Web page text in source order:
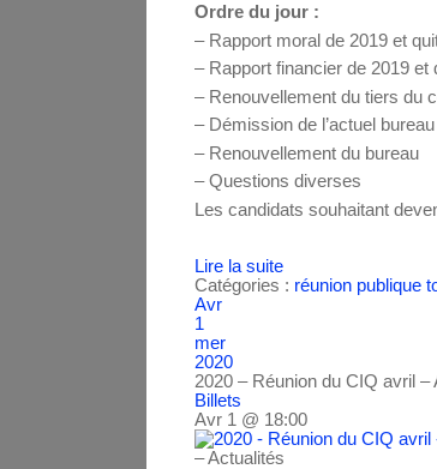
Ordre du jour :
– Rapport moral de 2019 et
– Rapport financier de 2019 et
– Renouvellement du tiers du
– Démission de l’actuel bureau
– Renouvellement du bureau
– Questions diverses
Les candidats souhaitant
Lire la suite
Catégories : réunion publique
Avr
1
mer
2020
2020 – Réunion du CIQ avril
Billets
Avr 1 @ 18:00
– Actualités